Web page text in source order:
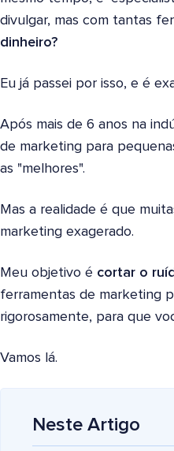
divulgar, mas com tantas
dinheiro?
Eu já passei por isso, e é
Após mais de 6 anos na
de marketing para
as "melhores".
Mas a realidade é que
marketing exagerado.
Meu objetivo é cortar o
ferramentas de marketing
rigorosamente, para que
Vamos lá.
Neste Artigo